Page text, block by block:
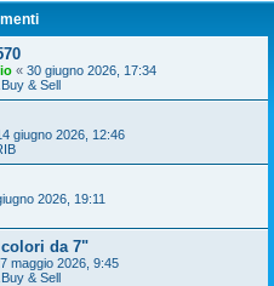
« 30 giugno 2026, 17:34
& Sell
giugno 2026, 12:46
2026, 19:11
da 7"
maggio 2026, 9:45
& Sell